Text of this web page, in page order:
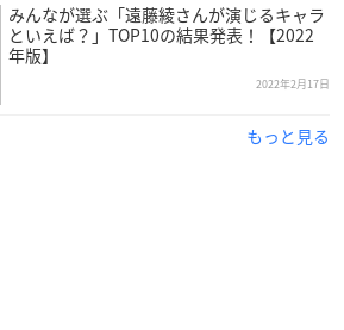
みんなが選ぶ「遠藤綾さんが演じるキャラ
といえば？」TOP10の結果発表！【2022
年版】
2022年2月17日
もっと見る